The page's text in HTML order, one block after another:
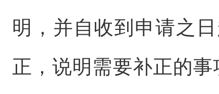
明，并自收到申请之
正，说明需要补正的